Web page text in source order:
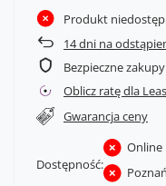
Produkt
14dni na
Bezpieczne zakupy
Oblicz ratę dla
Gwarancja ceny
Dostępność:
Online
Poznań